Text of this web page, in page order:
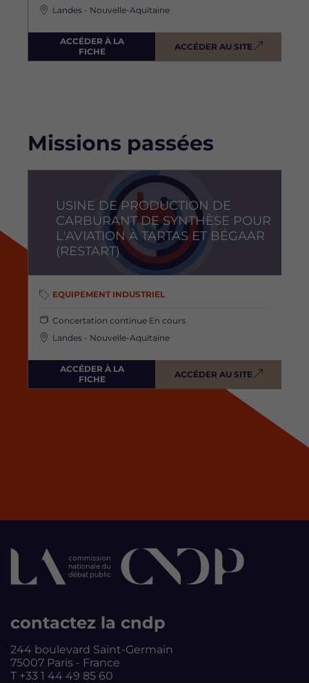
Landes - Nouvelle-Aquitaine
ACCÉDER À LA
FICHE
ACCÉDER AU SITE
Missions passées
USINE DE PRODUCTION DE
CARBURANT DE SYNTHÈSE POUR
L'AVIATION À TARTAS ET BÉGAAR
(RESTART)
EQUIPEMENT INDUSTRIEL
Concertation continue En cours
Landes - Nouvelle-Aquitaine
ACCÉDER À LA
FICHE
ACCÉDER AU SITE
contactez la cndp
244 boulevard Saint-Germain
75007 Paris - France
T +33 1 44 49 85 60